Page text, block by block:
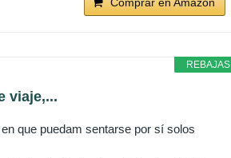
REBAJAS
viaje,...
que puedam sentarse por sí solos